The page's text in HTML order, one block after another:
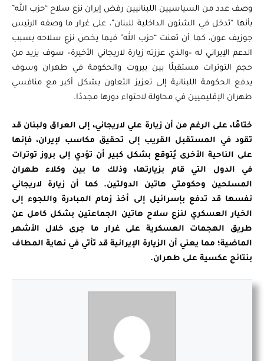
وصف عدد من السياسيين اللبنانيين رفض إيران نزع سلاح “حزب الله”
بأنها “تدخل في الشئون الداخلية للبنان”، على غرار ما وصفه الرئيس
جوزيف عون، كما أن تعنت “حزب الله” فيما يخص نزع سلاحه بسبب
الدعم الإيراني له –والذي عززته زيارة لاريجاني الأخيرة– سوف يزيد من
حجم التوترات مستقبلًا بين بيروت والحكومة في طهران وسوف
يدفع الحكومة اللبنانية إلى تعزيز التعاون بشكل أكبر مع منافسي
طهران الإقليميين في محاولة لاحتواء دورها مجددًا.
ختامًا، على الرغم من أن زيارة علي لاريجاني، إلى العراق ولبنان قد
تقود في المستقبل القريب إلى تحقيق مكاسب لإيران، فإنها
على الناحية الأخرى يُتوقع بشكل كبير أن تؤدي إلى بروز توترات
في الدول التي قام بزيارتها، وذلك ما بين وكلاء طهران
المسلحين وحكومتي هاتين الدولتين. كما أن زيارة لاريجاني
نفسها قد تدفع بإسرائيل إلى أخذ زمام المبادرة واللجوء إلى
الخيار العسكري لنزع سلاح هاتين الجماعتين بشكل كامل عن
طريق الهجمات العسكرية على غرار ما جرى خلال الأشهر
الماضية؛ مما يعني أن الزيارة الإيرانية قد تأتي في نهاية المطاف
بنتائج عكسية على طهران.